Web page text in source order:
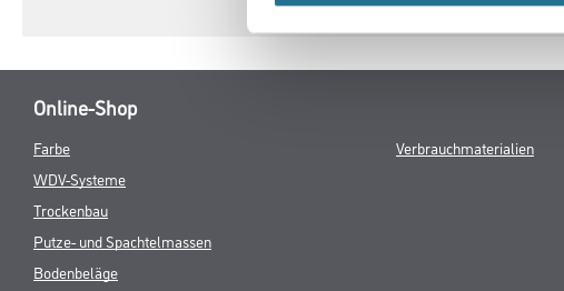
Online-Shop
Farbe
WDV-Systeme
Trockenbau
Putze- und Spachtelmassen
Bodenbeläge
Verbrauchmaterialien